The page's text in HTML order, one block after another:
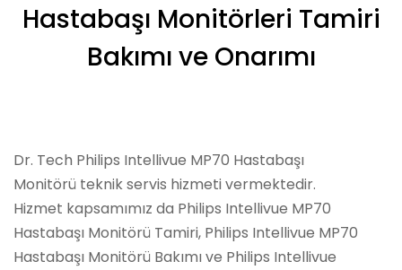
Hastabaşı Monitörleri Tamiri
Bakımı ve Onarımı
Dr. Tech Philips Intellivue MP70 Hastabaşı
Monitörü teknik servis hizmeti vermektedir.
Hizmet kapsamımız da Philips Intellivue MP70
Hastabaşı Monitörü Tamiri, Philips Intellivue MP70
Hastabaşı Monitörü Bakımı ve Philips Intellivue